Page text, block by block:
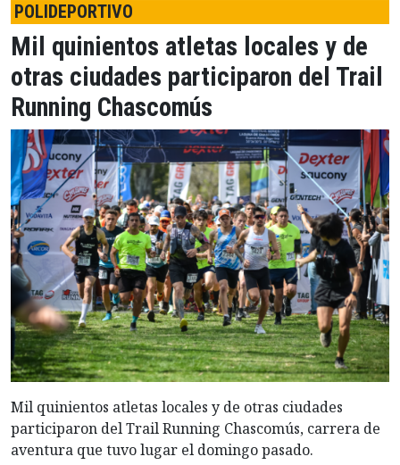
POLIDEPORTIVO
Mil quinientos atletas locales y de
otras ciudades participaron del Trail
Running Chascomús
Mil quinientos atletas locales y de otras ciudades
participaron del Trail Running Chascomús, carrera de
aventura que tuvo lugar el domingo pasado.